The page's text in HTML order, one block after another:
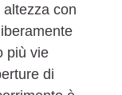
con
più vie
di